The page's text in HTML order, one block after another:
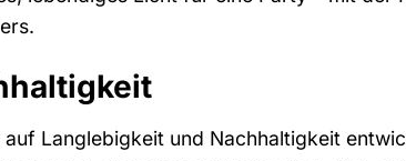
Langlebigkeit und Nachhaltigkeit